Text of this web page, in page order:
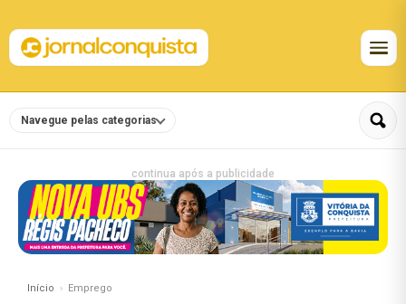
Navegue pelas categorias
continua após a publicidade
Início Emprego